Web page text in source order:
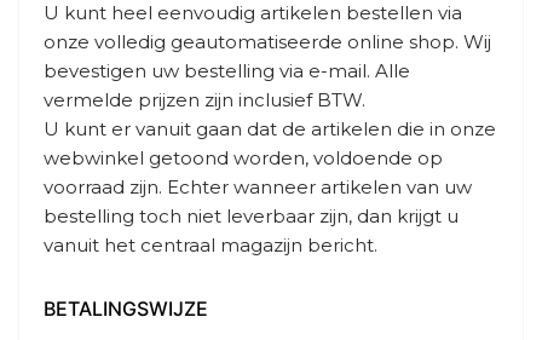
U kunt heel eenvoudig artikelen bestellen via
onze volledig geautomatiseerde online shop. Wij
bevestigen uw bestelling via e-mail. Alle
vermelde prijzen zijn inclusief BTW.
U kunt er vanuit gaan dat de artikelen die in onze
webwinkel getoond worden, voldoende op
voorraad zijn. Echter wanneer artikelen van uw
bestelling toch niet leverbaar zijn, dan krijgt u
vanuit het centraal magazijn bericht.
BETALINGSWIJZE